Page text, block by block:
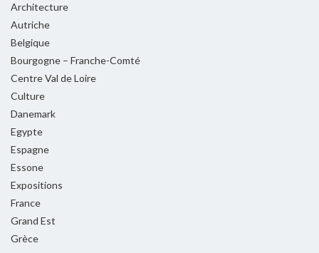
Architecture
Autriche
Belgique
Bourgogne – Franche-Comté
Centre Val de Loire
Culture
Danemark
Egypte
Espagne
Essone
Expositions
France
Grand Est
Grèce